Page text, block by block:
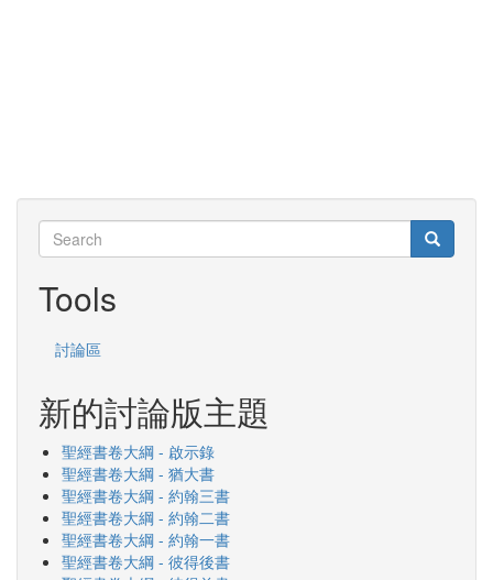
Search
Search Search
Tools
討論區
新的討論版主題
聖經書卷大綱 - 啟示錄
聖經書卷大綱 - 猶大書
聖經書卷大綱 - 約翰三書
聖經書卷大綱 - 約翰二書
聖經書卷大綱 - 約翰一書
聖經書卷大綱 - 彼得後書